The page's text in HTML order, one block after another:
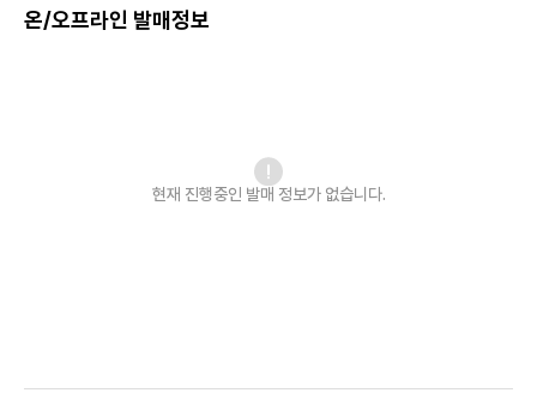
온/오프라인 발매정보
현재 진행중인 발매 정보가 없습니다.